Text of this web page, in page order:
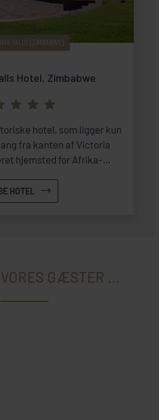
FALLS (ZIMBABWE)
Hotel, Zimbabwe
hotel, som ligger kun
fra kanten af Victoria
hjemsted for Afrika-
HOTEL
GÆSTER ...